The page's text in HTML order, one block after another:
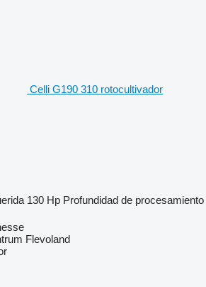
Celli G190 310 rotocultivador
130 Hp Profundidad de procesamiento
Flevoland